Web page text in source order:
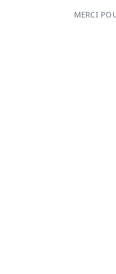
MERCI